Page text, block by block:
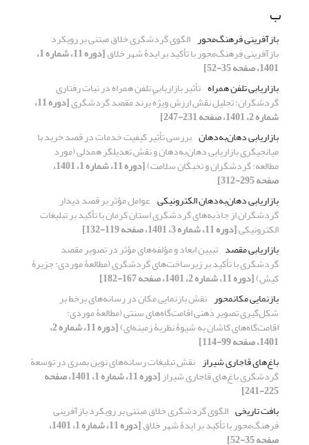
ب
بازآفرینی فرهنگ‌محور الگوی گردشگری خلاق مبتنی بر رویکرد
بازآفرینی فرهنگ‌محور با تأکید بر ایدۀ شهر خلاق [دوره 11، شماره 1،
1401، صفحه 35-52]
بازاریابی تلفن همراه تأثیر بازاریابی تلفن همراه در نیات رفتاری
گردشگران: تحلیل نقش ارزش ویژهٔ برند مقصد گردشگری [دوره 11،
شماره 2، 1401، صفحه 231-247]
بازاریابی دهان‌به‌دهان بررسی تأثیر کیفیت‌ خدمات در قصد‌ خرید با
میانجیگری بازاریابی دهان‌به‌دهان و نقش تعدیلگر همدلی (مورد
مطالعه: گردشگران و نخبگان سلامت) [دوره 11، شماره 1، 1401،
صفحه 295-312]
بازاریابی دهان‌به‌دهان الکترونیکی عوامل مؤثر بر قصد دیدار
گردشگران از جاذبه‌های گردشگری استان کرمان با تأکید بر تبلیغات
الکترونیکی[دوره 11، شماره 3، 1401، صفحه 119-132]
بازاریابی مقصد تبیین ابعاد و مؤلفه‌‏های مؤثر در تصویر مقصد
گردشگری با تأکید بر زیرساخت‌‏های گردشگری (مطالعۀ موردی: جزیرۀ
کیش)[دوره 11، شماره 2، 1401، صفحه 167-182]
بازنمایی مکان‎محور
نقش بازنمایی مکان در رسانه‌های برخط بر
شکل‌گیری تصویر ذهنی اقامت‌گاه‌های سنتی (مطالعۀ موردی:
اقامت‌گاه‌های کاشان به شیوۀ نظریۀ زمینه‌ای) [دوره 11، شماره 2،
1401، صفحه 99-114]
باغ‌های قاجاری شیراز نقش تبلیغات رسانه‌های نوین بصری در توسعة
گردشگری باغ‌های قاجاری شیراز [دوره 11، شماره 1، 1401، صفحه
225-241]
بافت تاریخی الگوی گردشگری خلاق مبتنی بر رویکرد بازآفرینی
فرهنگ‌محور با تأکید بر ایدۀ شهر خلاق [دوره 11، شماره 1، 1401،
صفحه 35-52]